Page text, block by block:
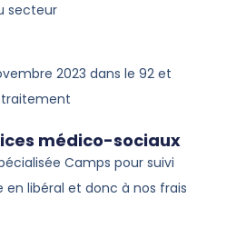
secteur
2023 dans le 92 et
traitement
médico-sociaux
Camps pour suivi
en libéral et donc à nos frais